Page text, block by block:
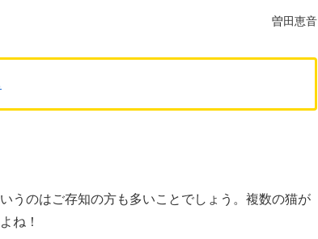
曽田恵音
うのはご存知の方も多いことでしょう。複数の猫が
ね！